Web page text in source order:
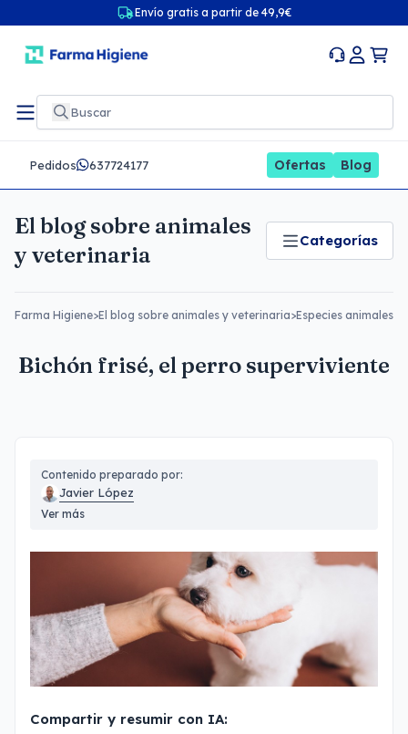
Envío gratis a partir de 49,9€
Pedidos 637724177 Ofertas Blog
El blog sobre animales
y veterinaria
Categorías
Farma Higiene>El blog sobre animales y veterinaria>Especies animales
Bichón frisé, el perro superviviente
Contenido preparado por:
Javier López
Ver más
Compartir y resumir con IA: